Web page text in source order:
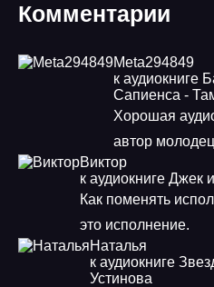
Комментарии
Meta294849
к аудиокниге
Сапиенса -
Хорошая
автор
Виктор
к аудиокниге
Как поменять
это исполнение.
Наталья
к аудиокниге
Устинова